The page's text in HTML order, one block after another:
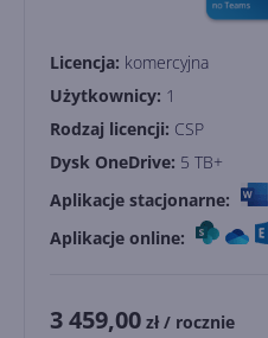
Licencja: komercyjna
Użytkownicy: 1
Rodzaj licencji: CSP
Dysk OneDrive: 5 TB+
Aplikacje stacjonarne:
Aplikacje online:
3 459,00 zł / rocznie